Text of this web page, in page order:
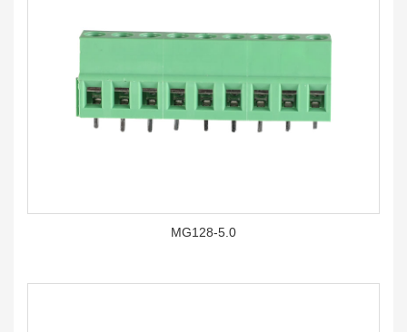
MG128-5.0